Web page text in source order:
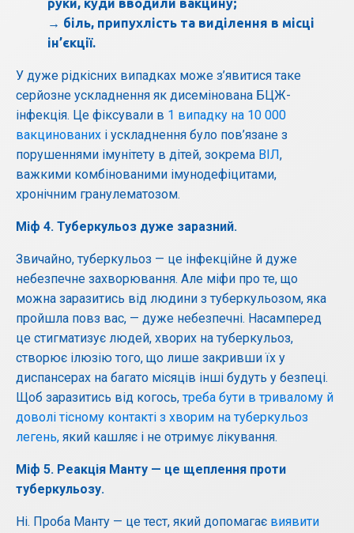
руки, куди вводили вакцину;
→ біль, припухлість та виділення в місці
ін’єкції.
У дуже рідкісних випадках може з’явитися таке
серйозне ускладнення як дисемінована БЦЖ-
інфекція. Це фіксували в 1 випадку на 10 000
вакцинованих і ускладнення було пов’язане з
порушеннями імунітету в дітей, зокрема ВІЛ,
важкими комбінованими імунодефіцитами,
хронічним гранулематозом.
Міф 4. Туберкульоз дуже заразний.
Звичайно, туберкульоз — це інфекційне й дуже
небезпечне захворювання. Але міфи про те, що
можна заразитись від людини з туберкульозом, яка
пройшла повз вас, — дуже небезпечні. Насамперед
це стигматизує людей, хворих на туберкульоз,
створює ілюзію того, що лише закривши їх у
диспансерах на багато місяців інші будуть у безпеці.
Щоб заразитись від когось, треба бути в тривалому й
доволі тісному контакті з хворим на туберкульоз
легень, який кашляє і не отримує лікування.
Міф 5. Реакція Манту — це щеплення проти
туберкульозу.
Ні. Проба Манту — це тест, який допомагає виявити